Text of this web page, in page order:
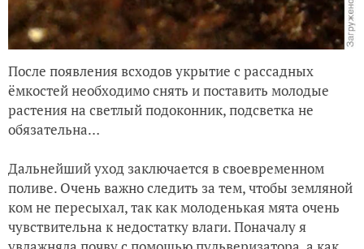
После появления всходов укрытие с рассадных
ёмкостей необходимо снять и поставить молодые
растения на светлый подоконник, подсветка не
обязательна…
Дальнейший уход заключается в своевременном
поливе. Очень важно следить за тем, чтобы земляной
ком не пересыхал, так как молоденькая мята очень
чувствительна к недостатку влаги. Поначалу я